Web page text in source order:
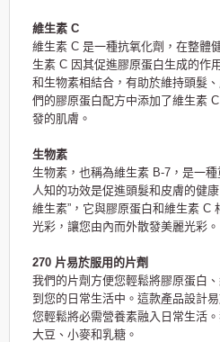
維生素 C
維生素 C 是一種抗氧化劑，在整體
生素 C 因其促進膠原蛋白生成的作
和生物素相結合，有助於維持頭髮
們的膠原蛋白配方中添加了維生素
發的肌膚。
生物素
生物素，也稱為維生素 B-7，是一
人知的功效是促進頭髮和皮膚的健
維生素”，它與膠原蛋白和維生素 C
光彩，讓您由內而外散發美麗光彩。
270 片易於服用的片劑
我們的片劑方便您輕鬆將膠原蛋白
到您的日常生活中。這款產品設計
您輕鬆將必需營養素融入日常生活
大豆、小麥和乳糖。